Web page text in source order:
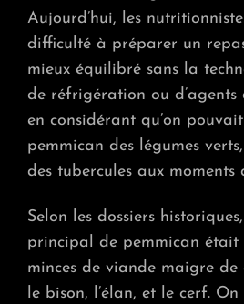
Aujourd’hui, les
difficulté à préparer un
mieux équilibré sans la
de réfrigération ou d’agents
en considérant qu’on
pemmican des légumes
des tubercules aux moments
Selon les dossiers
principal de pemmican était
minces de viande maigre
le bison, l’élan, et le cerf. On